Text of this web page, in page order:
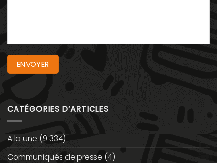
CATÉGORIES D’ARTICLES
A la une (9 334)
Communiqués de presse (4)